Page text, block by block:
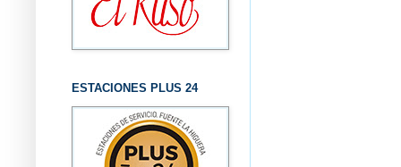
ESTACIONES PLUS 24